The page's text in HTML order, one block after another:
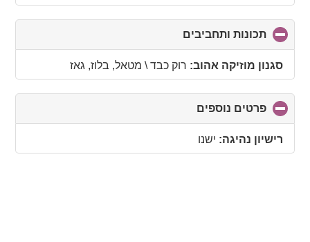
תכונות ותחביבים
to
collapse
סגנון מוזיקה אהוב: רוק כבד \ מטאל, בלוז, גאז
פרטים נוספים
to
רישיון נהיגה: ישנו